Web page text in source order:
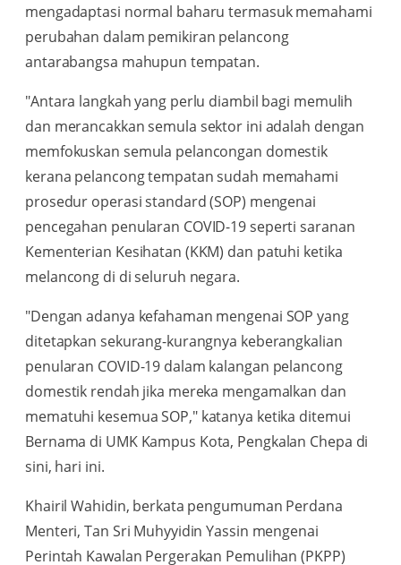
mengadaptasi normal baharu termasuk memahami
perubahan dalam pemikiran pelancong
antarabangsa mahupun tempatan.
"Antara langkah yang perlu diambil bagi memulih
dan merancakkan semula sektor ini adalah dengan
memfokuskan semula pelancongan domestik
kerana pelancong tempatan sudah memahami
prosedur operasi standard (SOP) mengenai
pencegahan penularan COVID-19 seperti saranan
Kementerian Kesihatan (KKM) dan patuhi ketika
melancong di di seluruh negara.
"Dengan adanya kefahaman mengenai SOP yang
ditetapkan sekurang-kurangnya keberangkalian
penularan COVID-19 dalam kalangan pelancong
domestik rendah jika mereka mengamalkan dan
mematuhi kesemua SOP," katanya ketika ditemui
Bernama di UMK Kampus Kota, Pengkalan Chepa di
sini, hari ini.
Khairil Wahidin, berkata pengumuman Perdana
Menteri, Tan Sri Muhyyidin Yassin mengenai
Perintah Kawalan Pergerakan Pemulihan (PKPP)